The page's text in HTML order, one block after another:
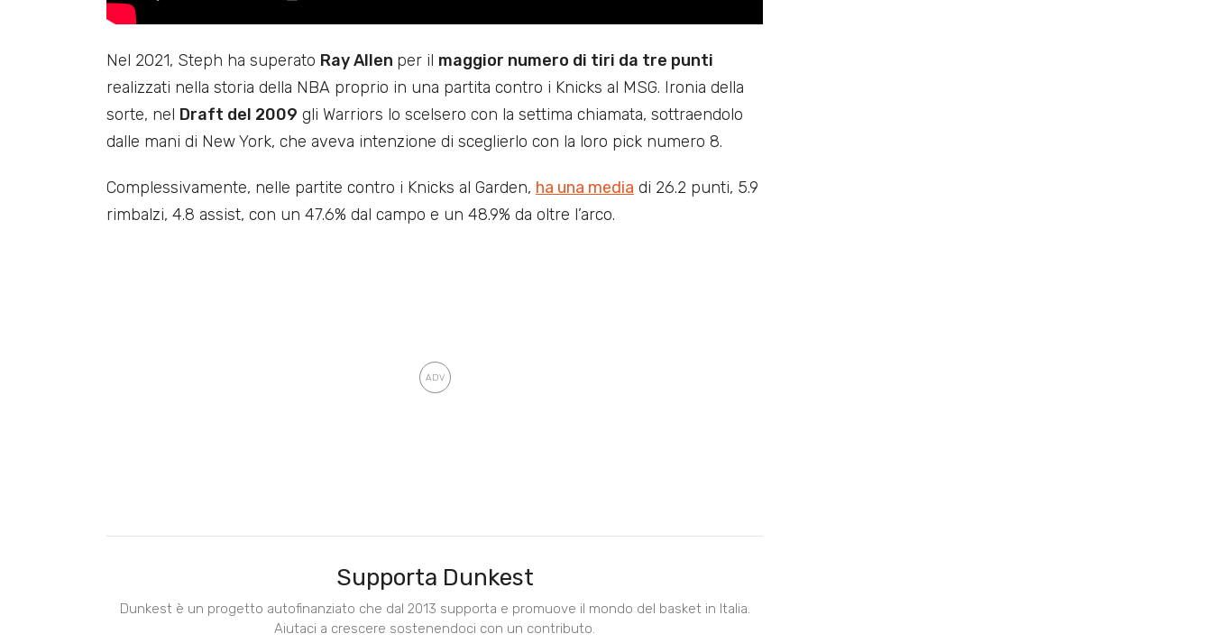
Nel 2021, Steph ha superato Ray Allen per il maggior numero di tiri da tre punti
realizzati nella storia della NBA proprio in una partita contro i Knicks al MSG. Ironia della
sorte, nel Draft del 2009 gli Warriors lo scelsero con la settima chiamata, sottraendolo
dalle mani di New York, che aveva intenzione di sceglierlo con la loro pick numero 8.
Complessivamente, nelle partite contro i Knicks al Garden, ha una media di 26.2 punti, 5.9
rimbalzi, 4.8 assist, con un 47.6% dal campo e un 48.9% da oltre l’arco.
Supporta Dunkest
Dunkest è un progetto autofinanziato che dal 2013 supporta e promuove il mondo del basket in Italia.
Aiutaci a crescere sostenendoci con un contributo.